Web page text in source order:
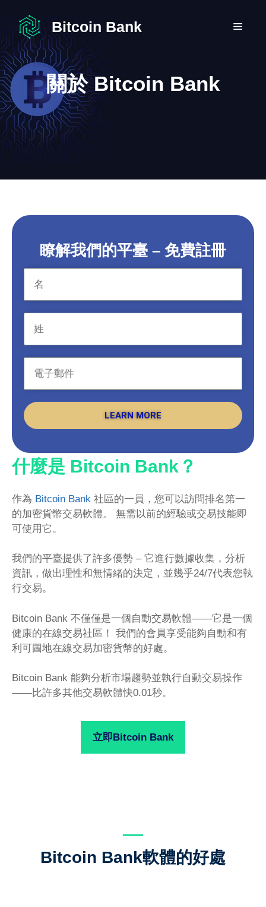
主
要
內
容
Bitcoin Bank 選
關於 Bitcoin Bank
什麼是 Bitcoin Bank？
作為 Bitcoin Bank 社區的一員，您可以訪問排名第一
的加密貨幣交易軟體。 無需以前的經驗或交易技能即
可使用它。
我們的平臺提供了許多優勢 – 它進行數據收集，分析
資訊，做出理性和無情緒的決定，並幾乎24/7代表您執
行交易。
Bitcoin Bank 不僅僅是一個自動交易軟體——它是一個
健康的在線交易社區！ 我們的會員享受能夠自動和有
利可圖地在線交易加密貨幣的好處。
Bitcoin Bank 能夠分析市場趨勢並執行自動交易操作
——比許多其他交易軟體快0.01秒。
立即Bitcoin Bank
瞭解我們的平臺 – 免費註冊
LEARN MORE
Bitcoin Bank軟體的好處